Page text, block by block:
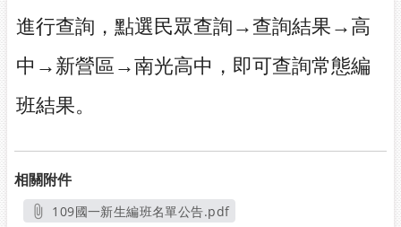
進行查詢，點選民眾查詢→查詢結果→高
中→新營區→南光高中，即可查詢常態編
班結果。
相關附件
109國一新生編班名單公告.pdf